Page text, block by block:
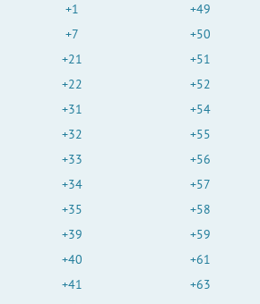
+1
+7
+21
+22
+31
+32
+33
+34
+35
+39
+40
+41
+49
+50
+51
+52
+54
+55
+56
+57
+58
+59
+61
+63